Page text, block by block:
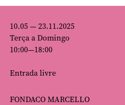
10.05 — 23.11.2025
Terça a Domingo
10:00—18:00
Entrada livre
FONDACO MARCELLO